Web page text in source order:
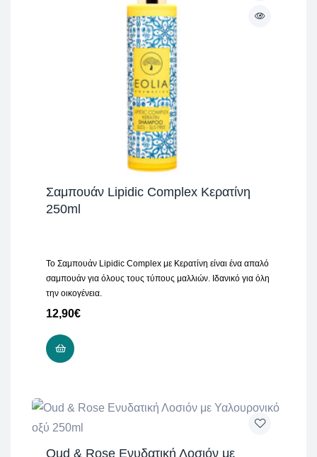
Σαμπουάν Lipidic Complex Κερατίνη
250ml
Το Σαμπουάν Lipidic Complex με Κερατίνη είναι ένα απαλό
σαμπουάν για όλους τους τύπους μαλλιών. Ιδανικό για όλη
την οικογένεια.
12,90€
Oud & Rose Ενυδατική Λοσιόν με